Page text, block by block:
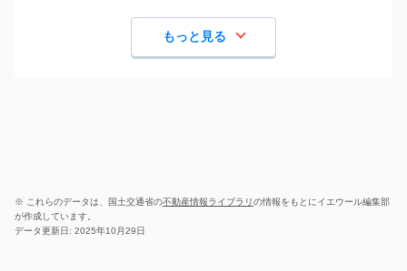
もっと見る
※ これらのデータは、国土交通省の不動産情報ライブラリの情報をもとにイエウール編集部
が作成しています。
データ更新日: 2025年10月29日